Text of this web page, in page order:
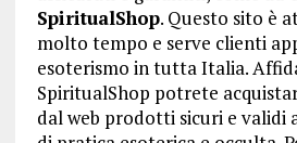
SpiritualShop. Questo sito è
molto tempo e serve clienti
esoterismo in tutta Italia.
SpiritualShop potrete
dal web prodotti sicuri e validi